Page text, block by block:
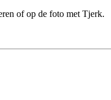
of op de foto met Tjerk.